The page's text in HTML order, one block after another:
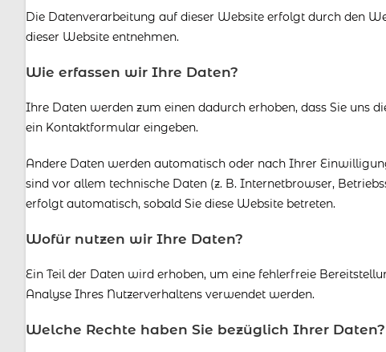
Die Datenverarbeitung auf dieser Website erfolgt durch den
dieser Website entnehmen.
Wie erfassen wir Ihre Daten?
Ihre Daten werden zum einen dadurch erhoben, dass Sie uns
ein Kontaktformular eingeben.
Andere Daten werden automatisch oder nach Ihrer
sind vor allem technische Daten (z. B. Internetbrowser,
erfolgt automatisch, sobald Sie diese Website betreten.
Wofür nutzen wir Ihre Daten?
Ein Teil der Daten wird erhoben, um eine fehlerfreie
Analyse Ihres Nutzerverhaltens verwendet werden.
Welche Rechte haben Sie bezüglich Ihrer Daten?